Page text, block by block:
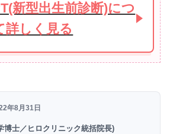
新型出生前診断)につ
詳しく見る
年8月31日
博士／ヒロクリニック統括院長)